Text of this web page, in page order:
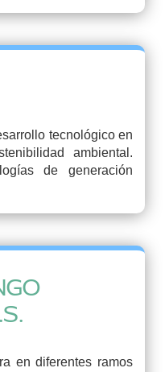
tecnológico en
ambiental.
de generación
en diferentes ramos